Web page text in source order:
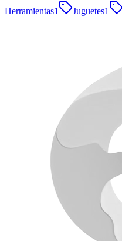
Herramientas1 Juguetes1